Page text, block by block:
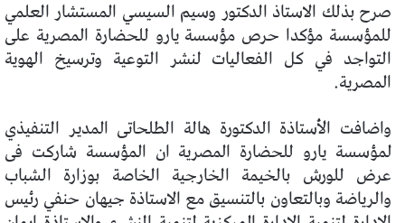
صرح بذلك الاستاذ الدكتور وسيم السيسي المستشار العلمي
للمؤسسة مؤكدا حرص مؤسسة يارو للحضارة المصرية على
التواجد في كل الفعاليات لنشر التوعية وترسيخ الهوية
المصرية.
واضافت الأستاذة الدكتورة هالة الطلحاتى المدير التنفيذي
لمؤسسة يارو للحضارة المصرية ان المؤسسة شاركت فى
عرض للورش بالخيمة الخارجية الخاصة بوزارة الشباب
والرياضة وبالتعاون بالتنسيق مع الاستاذة جيهان حنفي رئيس